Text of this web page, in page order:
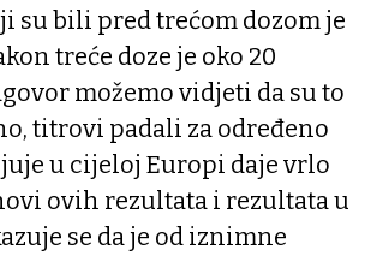
su bili pred trećom dozom je
treće doze je oko 20
možemo vidjeti da su to
titrovi padali za određeno
u cijeloj Europi daje vrlo
ovih rezultata i rezultata u
se da je od iznimne